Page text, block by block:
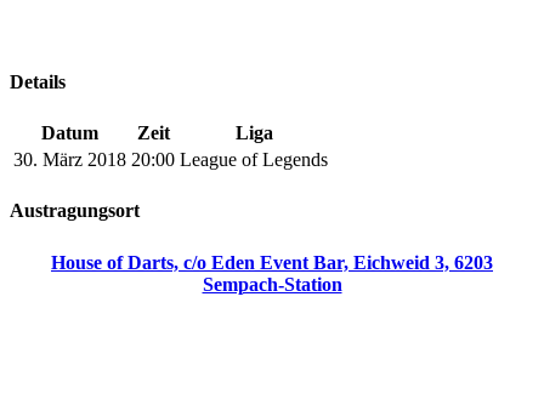
Details
Datum Zeit
Liga
30. März 2018 20:00 League of Legends
Austragungsort
House of Darts, c/o Eden Event Bar, Eichweid 3, 6203
Sempach-Station